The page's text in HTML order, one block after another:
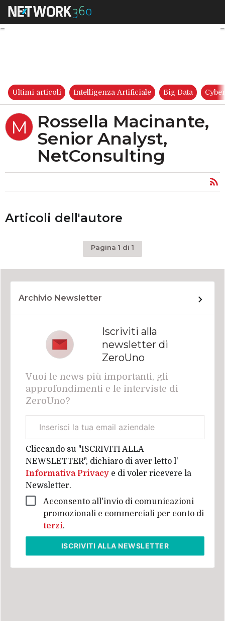
Rossella Macinante, Senior
Ultimi articoli Intelligenza Artificiale Big Data
M
Rossella Macinante,
Senior Analyst,
NetConsulting
Articoli dell'autore
Pagina 1 di 1
Archivio Newsletter
Iscriviti alla
newsletter di
ZeroUno
Vuoi le news più importanti, gli
approfondimenti e le interviste di
ZeroUno?
aziendale
Cliccando su "ISCRIVITI ALLA
NEWSLETTER", dichiaro di aver letto l'
Informativa Privacy e di voler ricevere la
Newsletter.
Acconsento all'invio di comunicazioni
promozionali e commerciali per conto di
terzi.
ISCRIVITI ALLA NEWSLETTER